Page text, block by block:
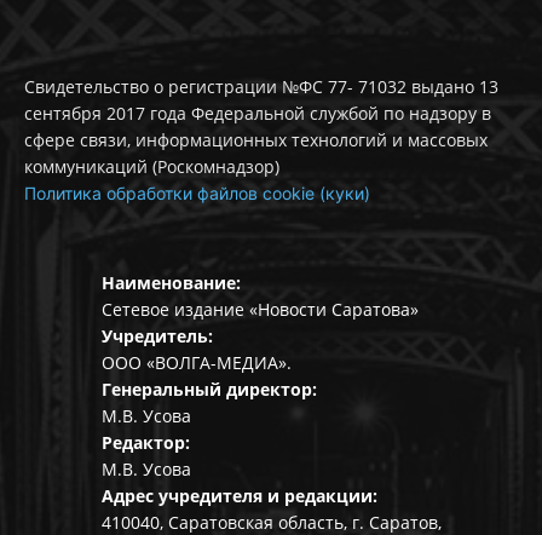
Свидетельство о регистрации №ФС 77- 71032 выдано 13
сентября 2017 года Федеральной службой по надзору в
сфере связи, информационных технологий и массовых
коммуникаций (Роскомнадзор)
Политика обработки файлов cookie (куки)
Наименование:
Сетевое издание «Новости Саратова»
Учредитель:
ООО «ВОЛГА-МЕДИА».
Генеральный директор:
М.В. Усова
Редактор:
М.В. Усова
Адрес учредителя и редакции:
410040, Саратовская область, г. Саратов,